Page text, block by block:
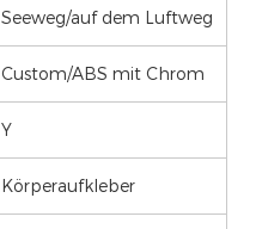
Seeweg/auf dem Luftweg
Custom/ABS mit Chrom
Y
Körperaufkleber